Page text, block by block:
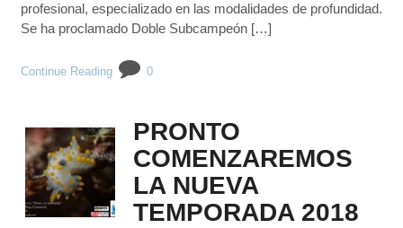
profesional, especializado en las modalidades de profundidad.
Se ha proclamado Doble Subcampeón […]
Continue Reading 0
PRONTO
COMENZAREMOS
LA NUEVA
TEMPORADA 2018